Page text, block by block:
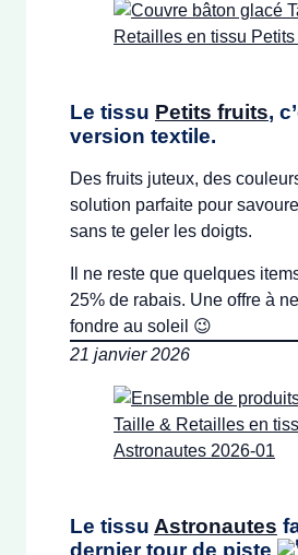
Le tissu Petits fruits,
version textile.
Des fruits juteux, des
solution parfaite pour
sans te geler les doigts.
Il ne reste que quelques
25% de rabais. Une offre à
fondre au soleil 😉
21 janvier 2026
Le tissu Astronautes
dernier tour de piste